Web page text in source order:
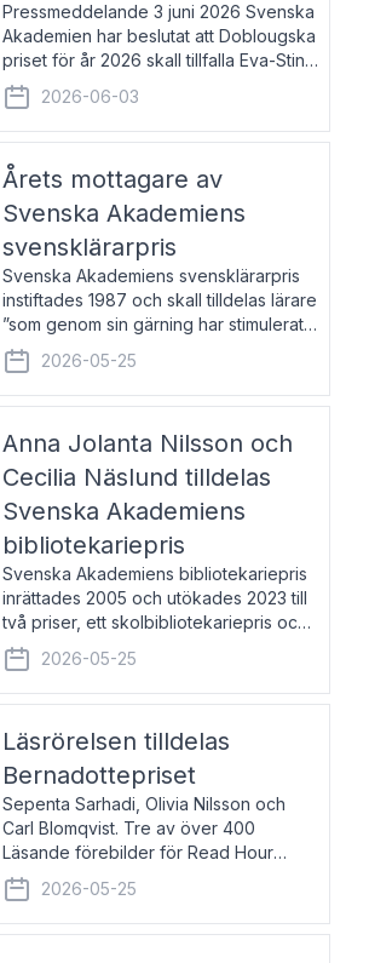
Pressmeddelande 3 juni 2026 Svenska
Akademien har beslutat att Doblougska
priset för år 2026 skall tillfalla Eva-Stina
Byggmästar, Magnus Dahlström, Matias
Faldbakken samt Espen Stueland.
Prisbeloppet är 200 000 svenska
2026-06-03
Årets mottagare av
Svenska Akademiens
svensklärarpris
Svenska Akademiens svensklärarpris
instiftades 1987 och skall tilldelas lärare
”som genom sin gärning har stimulerat
intresset hos unga människor för
svenska språket och litteraturen”.
Prisutdelning och samtal med
2026-05-25
Anna Jolanta Nilsson och
Cecilia Näslund tilldelas
Svenska Akademiens
bibliotekariepris
Svenska Akademiens bibliotekariepris
inrättades 2005 och utökades 2023 till
två priser, ett skolbibliotekariepris och
ett folkbibliotekariepris. Priserna skall
tilldelas bibliotekarier vid svenska folk-
och skolbibliotek som gjort värdefull
2026-05-25
Läsrörelsen tilldelas
Bernadottepriset
Sepenta Sarhadi, Olivia Nilsson och
Carl Blomqvist. Tre av över 400
Läsande förebilder för Read Hour
Sverige. Foto: Michael Wall. Den ideella
föreningen Läsrörelsen tilldelas
Bernadottepriset 2026 för att den
2026-05-25